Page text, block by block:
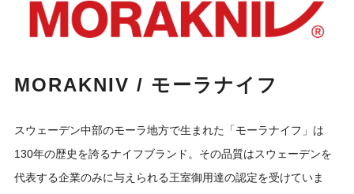
MORAKNIV / モーラナイフ
スウェーデン中部のモーラ地方で生まれた「モーラナイフ」は
130年の歴史を誇るナイフブランド。その品質はスウェーデンを
代表する企業のみに与えられる王室御用達の認定を受けていま